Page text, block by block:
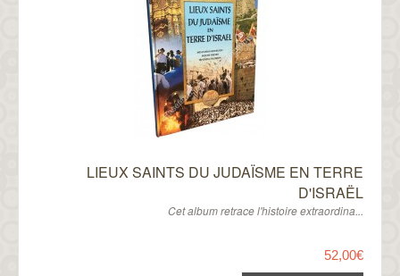
LIEUX SAINTS DU JUDAÏSME EN TERRE
D'ISRAËL
Cet album retrace l'histoire extraordina...
52,00€